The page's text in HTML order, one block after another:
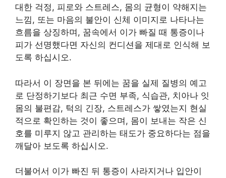
대한 걱정, 피로와 스트레스, 몸의 균형이 약해지는
느낌, 또는 마음의 불안이 신체 이미지로 나타나는
흐름을 상징하며, 꿈속에서 이가 빠질 때 통증이나
피가 선명했다면 자신의 컨디션을 제대로 인식해 보
도록 하십시오.
따라서 이 장면을 본 뒤에는 꿈을 실제 질병의 예고
로 단정하기보다 최근 수면 부족, 식습관, 치아나 잇
몸의 불편감, 턱의 긴장, 스트레스가 쌓였는지 현실
적으로 확인하는 것이 좋으며, 몸이 보내는 작은 신
호를 미루지 않고 관리하는 태도가 중요하다는 점을
깨달아 보도록 하십시오.
더불어서 이가 빠진 뒤 통증이 사라지거나 입안이